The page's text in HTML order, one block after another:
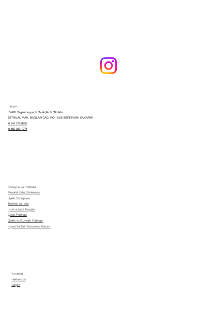
Sözleşme ve Politikalar
Mesafeli Satış Sözleşmesi
Üyelik Sözleşmesi
Teslimat ve İade
İptal ve İade Koşulları
Çerez Politikası
Kişisel Verilerin Korunması Kanunu
Gizlilik ve Güvenlik Politikası
Kurumsal
Hakkımızda
İletişim
İletişim
VAW Organizasyon & Çicekçilik & Çikolata
İSTİKLAL MAH. BAĞLAR CAD. NO: 93 B SERDİVAN/ SAKARYA
0 541 578 8952
0 850 303 1078